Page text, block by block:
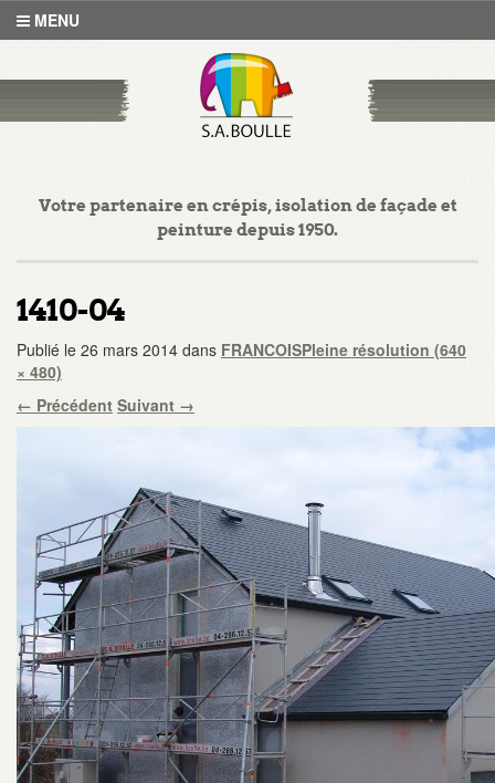
MENU
Votre partenaire en crépis, isolation de façade et
peinture depuis 1950.
1410-04
Publié le 26 mars 2014 dans FRANCOISPleine résolution (640
× 480)
← Précédent Suivant →